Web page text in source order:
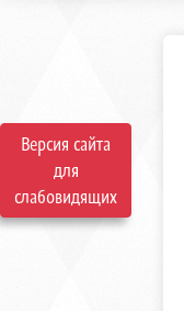
Версия сайта
для
слабовидящих